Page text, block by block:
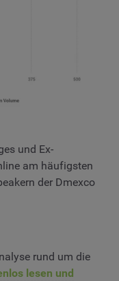
und Ex-
am häufigsten
der Dmexco
rund um die
lesen und